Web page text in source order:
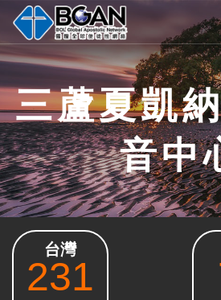
首頁
全球堂會
消息公告
影音媒體
代禱事項
資源共享
友好連結
搜尋
三蘆夏凱
音中
台灣
231